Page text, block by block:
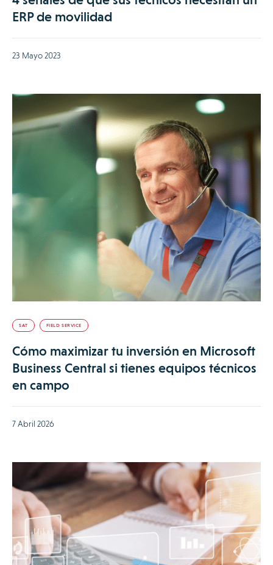
ERP de movilidad
23 Mayo 2023
SAT FIELD SERVICE
Cómo maximizar tu inversión en Microsoft
Business Central si tienes equipos técnicos
en campo
7 Abril 2026